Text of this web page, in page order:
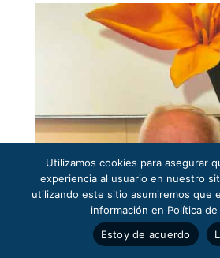
Utilizamos cookies para asegurar
experiencia al usuario en nuestro
utilizando este sitio asumiremos que
información en Política de
Estoy de acuerdo